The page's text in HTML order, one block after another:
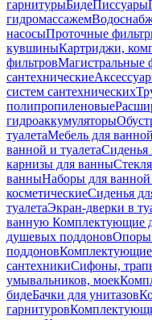
гарнитурыБидеПиссуары
гидромассажем
насосыПроточные
кувшиныКартриджи,
фильтровМагистральные
сантехнические
систем сантехнических
полипропиленовые
гидроаккумуляторы
туалетаМебель для ванной
ванной и туалетаСиденья
карнизы для ванны
ванныНаборы для ванной
косметическиеСиденья
туалетаЭкран-дверки в
ванную Комплектующие
душевых поддоновОпоры
поддоновКомплектующие
сантехникиСифоны,
умывальников, моек
бидеБачки для унитазов
гарнитуров